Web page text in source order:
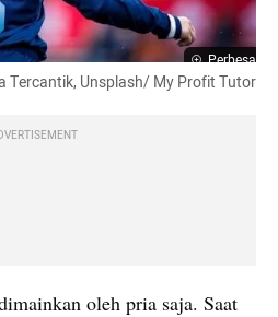
Perbesar
Tercantik, Unsplash/ My Profit Tutor
oleh pria saja. Saat